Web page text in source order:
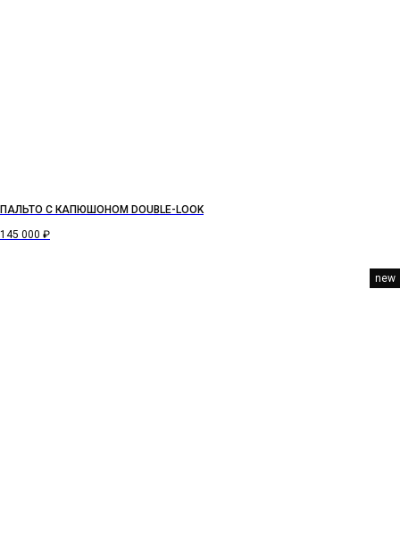
ПАЛЬТО C КАПЮШОНОМ DOUBLE-LOOK
145 000 ₽
new